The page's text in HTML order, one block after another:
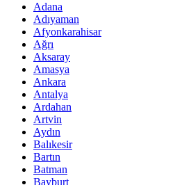
Adana
Adıyaman
Afyonkarahisar
Ağrı
Aksaray
Amasya
Ankara
Antalya
Ardahan
Artvin
Aydın
Balıkesir
Bartın
Batman
Bayburt